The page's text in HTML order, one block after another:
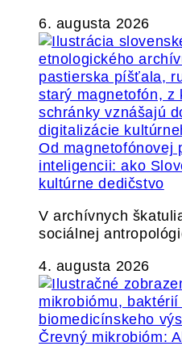
6. augusta 2026
Od magnetofónovej
inteligencii: ako
kultúrne dedičstvo
V archívnych
sociálnej
4. augusta 2026
Črevný mikrobióm: